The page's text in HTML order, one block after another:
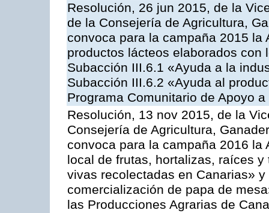
Resolución, 26 jun 2015, de la
de la Consejería de Agricultura,
convoca para la campaña 2015
productos lácteos elaborados
Subacción III.6.1 «Ayuda a la
Subacción III.6.2 «Ayuda al
Programa Comunitario de Apoyo
Resolución, 13 nov 2015, de la
Consejería de Agricultura,
convoca para la campaña 2016
local de frutas, hortalizas, raíces
vivas recolectadas en Canarias»
comercialización de papa de
las Producciones Agrarias de